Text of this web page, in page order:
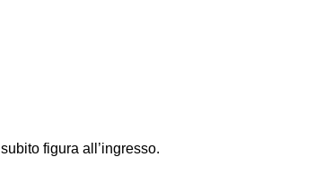
figura all’ingresso.